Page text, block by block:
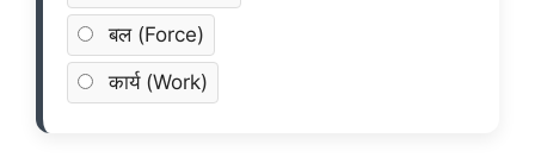
बल (Force)
कार्य (Work)